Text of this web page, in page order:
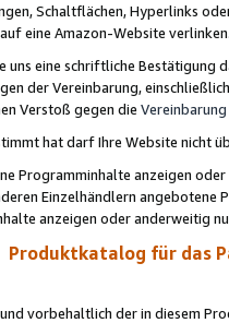
Schaltflächen, Hyperlinks
eine Amazon-Website
uns eine schriftliche
der Vereinbarung,
Verstoß gegen die Vereinbarung
hat darf Ihre Website nicht
Programminhalte anzeigen
Einzelhändlern
anzeigen oder anderweitig
Produktkatalog für das
vorbehaltlich der in diesem